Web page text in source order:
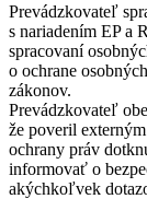
Prevádzkovateľ
s nariadením EP a
spracovaní
o ochrane
zákonov.
Prevádzkovateľ
že poveril
ochrany práv
informovať o
akýchkoľvek